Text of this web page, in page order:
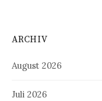
ARCHIV
August 2026
Juli 2026